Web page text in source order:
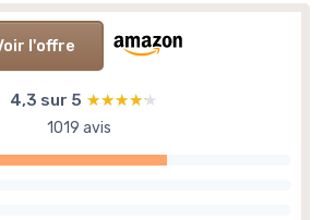
l'offre
4,3 sur 5 ★★★★★
★★★★★
1019 avis